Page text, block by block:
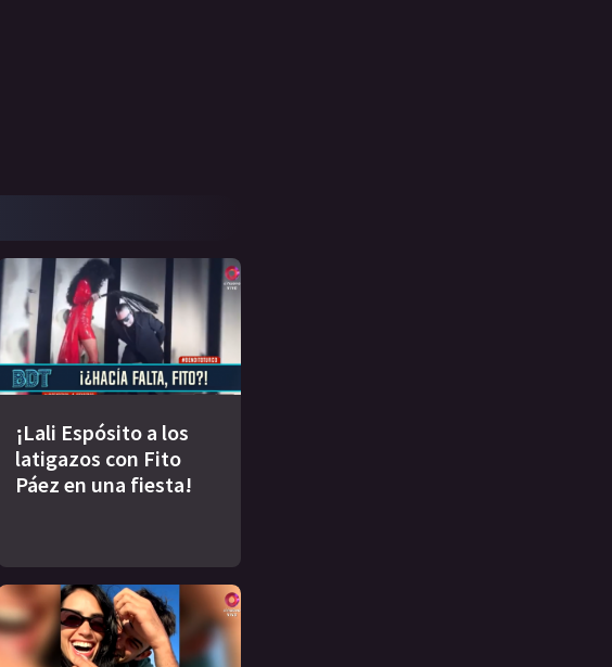
¡Lali Espósito a los
latigazos con Fito
Páez en una fiesta!